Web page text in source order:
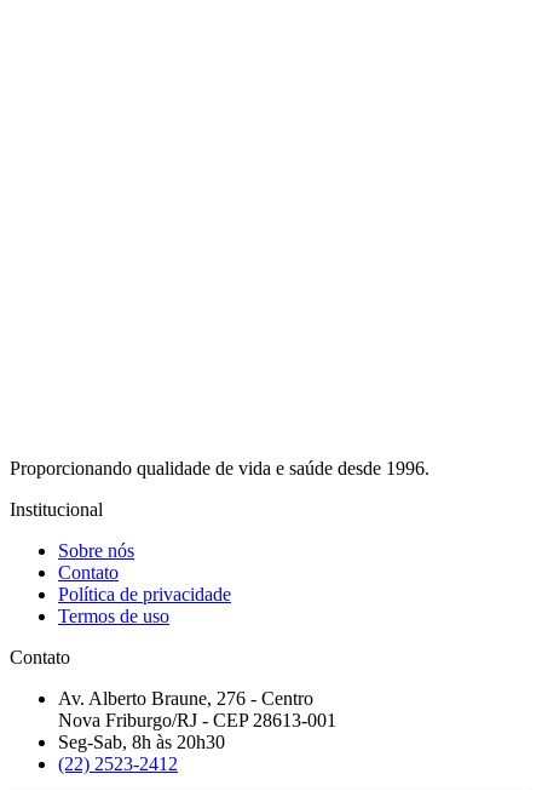
Proporcionando qualidade de vida e saúde desde 1996.
Institucional
Sobre nós
Contato
Política de privacidade
Termos de uso
Contato
Av. Alberto Braune, 276 - Centro
Nova Friburgo/RJ - CEP 28613-001
Seg-Sab, 8h às 20h30
(22) 2523-2412